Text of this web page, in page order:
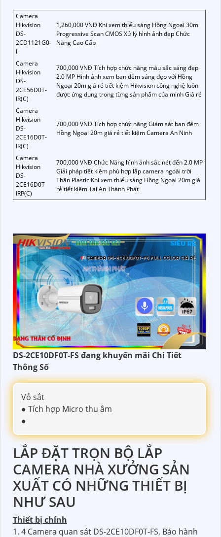
Camera
Hikvision
DS-
2CD1121G0-
I
1,260,000 VNĐ Khi xem thiếu sáng Hồng Ngoại 30m
Progressive Scan CMOS Xử lý hình ảnh đẹp Chức
Năng Cao Cấp
Camera
Hikvision
DS-
2CE56D0T-
IR(C)
700,000 VNĐ Tích hợp chức năng màu sắc sáng đẹp
2.0 MP Hình ảnh xem ban đêm sáng đẹp với Hồng
Ngoại 20m giá rẻ tiết kiệm Hikvision công nghệ luôn
được ứng dụng trong từng sản phẩm của minh Giá rẻ
Camera
Hikvision
DS-
2CE16D0T-
IR(C)
700,000 VNĐ Tích hợp chức năng Giám sát ban đêm
Hồng Ngoại 20m giá rẻ tiết kiệm Camera An Ninh
Camera
Hikvision
DS-
2CE16D0T-
IRP(C)
700,000 VNĐ Chức Năng hình ảnh sắc nét đến 2.0 MP
Giải pháp tiết kiệm phù hợp lắp camera ngoài trời
Thân Plastic Khi xem thiếu sáng Hồng Ngoại 20m giá
rẻ tiết kiệm Tại An Thành Phát
DS-2CE10DF0T-FS đang khuyến mãi Chi Tiết
Thông Số
Vỏ sắt
● Tích hợp Micro thu âm
●
LẮP ĐẶT TRỌN BỘ LẮP
CAMERA NHÀ XƯỞNG SẢN
XUẤT CÓ NHỮNG THIẾT BỊ
NHƯ SAU
Thiết bị chính
1. 4 Camera quan sát DS-2CE10DF0T-FS, Bảo hành